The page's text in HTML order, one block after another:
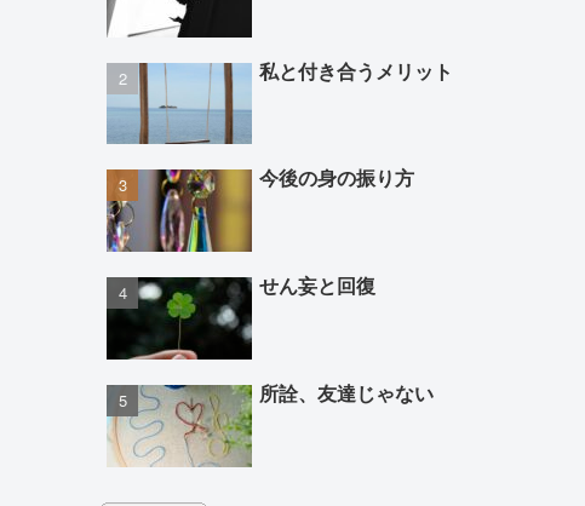
私と付き合うメリット
今後の身の振り方
せん妄と回復
所詮、友達じゃない